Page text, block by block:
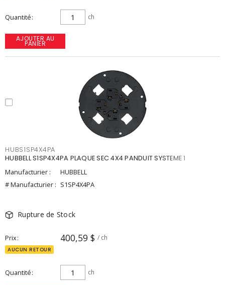
Quantité ch
AJOUTER AU
PANIER
HUBS1SP4X4PA
HUBBELL S1SP4X4PA PLAQUE SEC 4X4 PANDUIT SYSTEME 1
Manufacturier :
HUBBELL
# Manufacturier : S1SP4X4PA
Rupture de Stock
Prix 400,59 $ / ch
AUCUN RETOUR
Quantité ch